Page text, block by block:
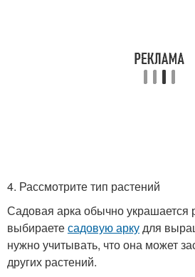
4. Рассмотрите тип растений
Садовая арка обычно украшается
выбираетесадовую аркудля
нужно учитывать, что она может
других растений.